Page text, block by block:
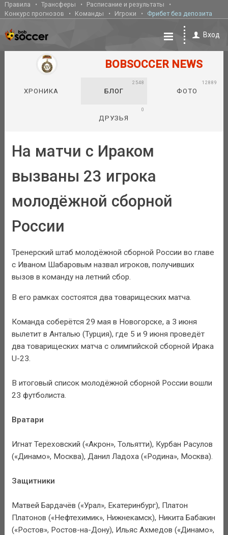
Правила Трансферы
Расписание и результаты
Конкурс прогнозов
Команды Игроки Фрибет без депозита
Вход
BOBSOCCER NEWS
ХРОНИКА БЛОГ
2548
ФОТО
12889
ДРУЗЬЯ
0
На матчи с Ираком
вызваны 23 игрока
молодёжной сборной
России
Тренерский штаб молодёжной сборной России во главе
с Иваном Шабаровым назвал игроков, получивших
вызов в команду на летний сбор.
В его рамках состоятся два товарищеских матча.
Команда соберётся 29 мая в Новогорске, а 3 июня
вылетит в Анталью (Турция), где 5 и 9 июня проведёт
два товарищеских матча с олимпийской сборной Ирака
U-23.
В итоговый список молодёжной сборной России вошли
23 футболиста.
Вратари
Игнат Тереховский («Акрон», Тольятти), Курбан Расулов
(«Динамо», Москва), Данил Ладоха («Родина», Москва).
Защитники
Матвей Бардачёв («Урал», Екатеринбург), Платон
Платонов («Нефтехимик», Нижнекамск), Никита Бабакин
(«Ростов», Ростов-на-Дону), Ильяс Ахмедов («Динамо»,